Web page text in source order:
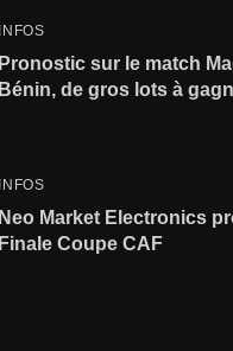
INFOS
Pronostic sur le match
Bénin, de gros lots à
INFOS
Neo Market Electronics
Finale Coupe CAF